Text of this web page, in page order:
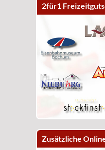
2für1
Zusätzliche